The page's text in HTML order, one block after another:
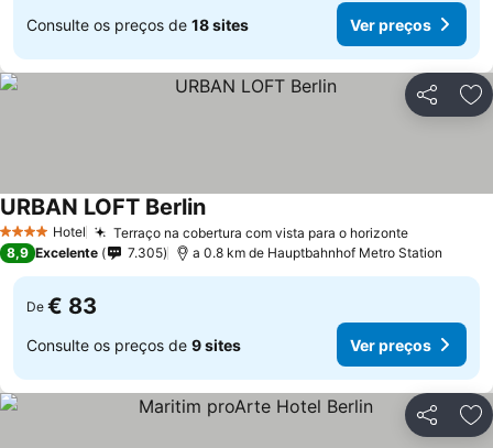
Consulte os preços de 18 sites Ver preços
Partilhar
4 EstrelasHotel Terraço na cobertura com vista para o horizonte
URBAN LOFT Berlin
8,9 Excelente 7.305 a 0.8 km de Hauptbahnhof Metro Station
De € 83
Consulte os preços de 9 sites Ver preços
Partilhar